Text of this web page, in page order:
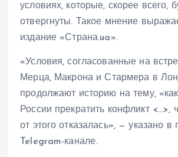
условиях, которые, скорее всего,
отвергнуты. Такое мнение
издание «Страна.ua».
«Условия, согласованные на
Мерца, Макрона и Стармера в
продолжают историю на тему,
России прекратить конфликт <…>,
от этого отказалась», — указано в
Telegram-канале.